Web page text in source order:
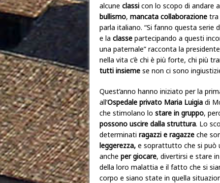
alcune classi con lo scopo di andare a
bullismo, mancata collaborazione tra
parla italiano. “Si fanno questa
e la classe partecipando a questi
una paternale” racconta la
nella vita c’è chi è più forte, chi più
tutti insieme se non ci sono
Quest’anno hanno iniziato per la
all’Ospedale privato Maria Luigia di
che stimolano lo stare in gruppo,
possono uscire dalla struttura. Lo
determinati ragazzi e ragazze che
leggerezza, e soprattutto che si può
anche per giocare, divertirsi e stare
della loro malattia e il fatto che si
corpo e siano state in quella